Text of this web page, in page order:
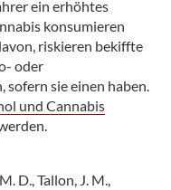
ein erhöhtes
konsumieren
riskieren bekiffte
oder
sie einen haben.
und Cannabis
D., Tallon, J. M.,